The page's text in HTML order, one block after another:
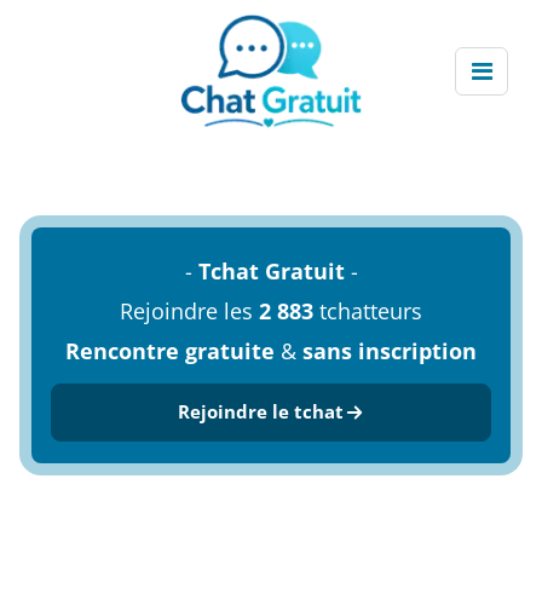
- Tchat Gratuit-
Rejoindre les 2 883 tchatteurs
Rencontre gratuite & sans inscription
Rejoindre le tchat